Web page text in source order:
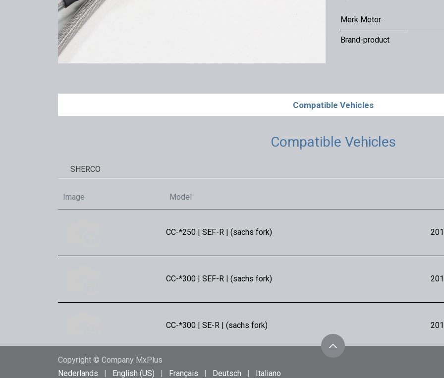
Merk Motor
Brand-product
Compatible Vehicles
Compatible Vehicles
SHERCO
Image Model
CC-*250 | SEF-R | (sachs fork)
CC-*300 | SEF-R | (sachs fork)
CC-*300 | SE-R | (sachs fork)
CC-*450 | SEF-R | (sachs fork)
Copyright © Company MxPlus
Nederlands
| English (US) | Français | Deutsch | Italiano